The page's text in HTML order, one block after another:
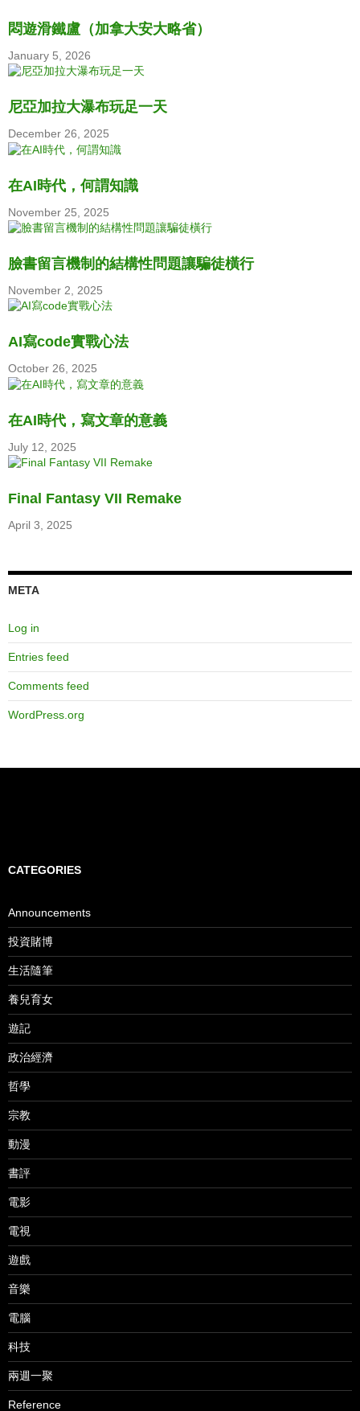
悶遊滑鐵盧（加拿大安大略省）
January 5, 2026
尼亞加拉大瀑布玩足一天
December 26, 2025
在AI時代，何謂知識
November 25, 2025
臉書留言機制的結構性問題讓騙徒橫行
November 2, 2025
AI寫code實戰心法
October 26, 2025
在AI時代，寫文章的意義
July 12, 2025
Final Fantasy VII Remake
April 3, 2025
META
Log in
Entries feed
Comments feed
WordPress.org
CATEGORIES
Announcements
投資賭博
生活隨筆
養兒育女
遊記
政治經濟
哲學
宗教
動漫
書評
電影
電視
遊戲
音樂
電腦
科技
兩週一聚
Reference